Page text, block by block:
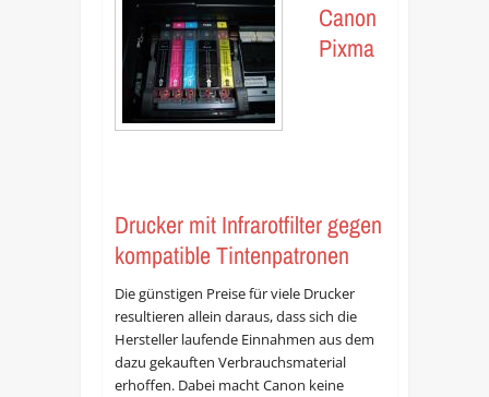
Canon
Pixma
Drucker mit Infrarotfilter gegen
kompatible Tintenpatronen
Die günstigen Preise für viele Drucker
resultieren allein daraus, dass sich die
Hersteller laufende Einnahmen aus dem
dazu gekauften Verbrauchsmaterial
erhoffen. Dabei macht Canon keine